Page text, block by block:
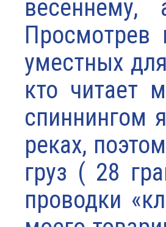
уместных
кто читает
спиннингом
реках,
груз ( 28
проводки